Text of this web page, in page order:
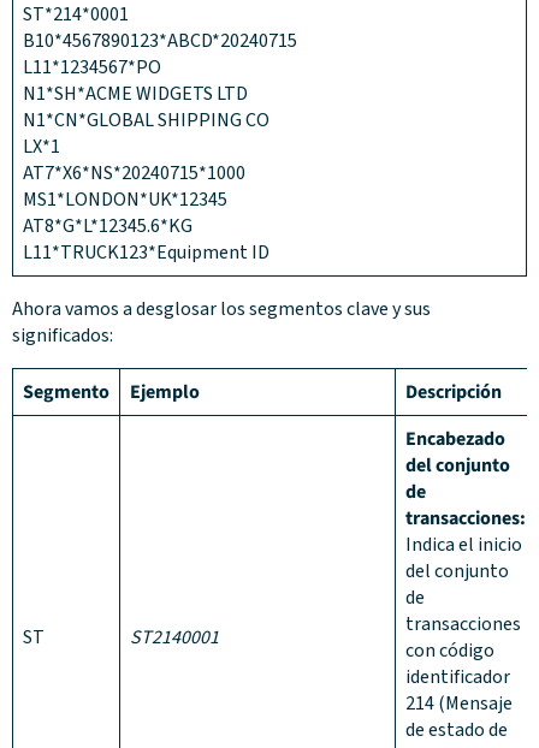
ST*214*0001
B10*4567890123*ABCD*20240715
L11*1234567*PO
N1*SH*ACME WIDGETS LTD
N1*CN*GLOBAL SHIPPING CO
LX*1
AT7*X6*NS*20240715*1000
MS1*LONDON*UK*12345
AT8*G*L*12345.6*KG
L11*TRUCK123*Equipment ID
Ahora vamos a desglosar los segmentos clave y sus
significados:
Segmento Ejemplo Descripción
ST ST2140001
Encabezado
del conjunto
de
transacciones:
Indica el inicio
del conjunto
de
transacciones
con código
identificador
214 (Mensaje
de estado de